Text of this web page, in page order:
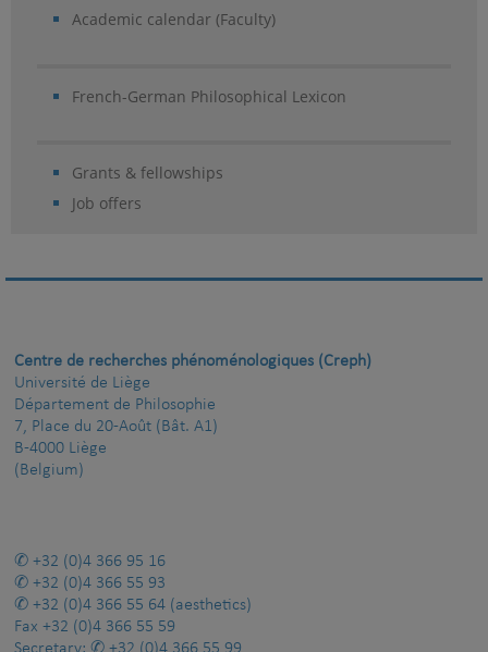
Academic calendar (Faculty)
French-German Philosophical Lexicon
Grants & fellowships
Job offers
Centre de recherches phénoménologiques (Creph)
Université de Liège
Département de Philosophie
7, Place du 20-Août (Bât. A1)
B-4000 Liège
(Belgium)
+32 (0)4 366 95 16
+32 (0)4 366 55 93
+32 (0)4 366 55 64 (aesthetics)
Fax +32 (0)4 366 55 59